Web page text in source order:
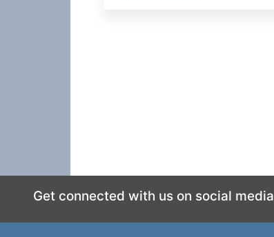
Get connected with us on social media